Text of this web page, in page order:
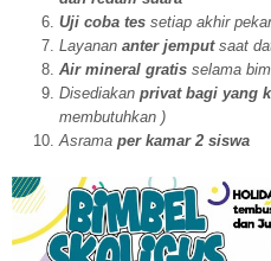
Uji coba tes setiap akhir
Layanan anter jemput saat
Air mineral gratis selama
Disediakan privat bagi yang
membutuhkan )
Asrama per kamar 2 siswa